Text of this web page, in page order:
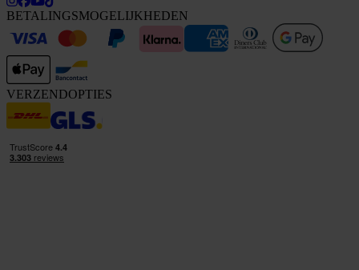
BETALINGSMOGELIJKHEDEN
VERZENDOPTIES